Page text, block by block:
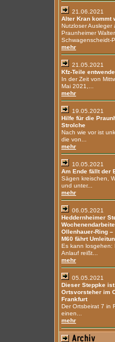
21.06.2021
Alter Kran kommt
Nutzloser Ausleger
Praunheimer
Schwagenscheidt-
mehr
21.05.2021
Kfz-Teile
In der Zeit von
Mai 2021,...
mehr
19.05.2021
Hilfe für die
Strolche
Nach wie vor ist
die von...
mehr
10.05.2021
Am Ende fällt der
Sägen kreischen,
und unter...
mehr
06.05.2021
Heddernheimer
Ollenhauer-Ring
M60 fährt
Es kann losgehen:
Anlauf reißt...
mehr
05.05.2021
Dieser Steppke
Ortsvorsteher im
Frankfurt
Der Ortsbeirat 7 in
einen...
mehr